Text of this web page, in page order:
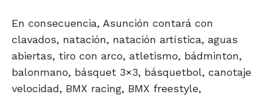
En consecuencia, Asunción contará con
clavados, natación, natación artística, aguas
abiertas, tiro con arco, atletismo, bádminton,
balonmano, básquet 3×3, básquetbol, canotaje
velocidad, BMX racing, BMX freestyle,